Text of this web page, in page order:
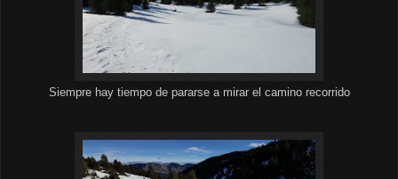
Siempre hay tiempo de pararse a mirar el camino recorrido